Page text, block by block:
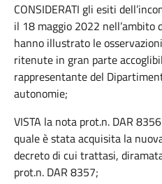
CONSIDERATI gli esiti
il 18 maggio 2022 nell’ambito
hanno illustrato le
ritenute in gran parte
rappresentante del
autonomie;
VISTA la nota prot.n. DAR
quale è stata acquisita la
decreto di cui trattasi,
prot.n. DAR 8357;